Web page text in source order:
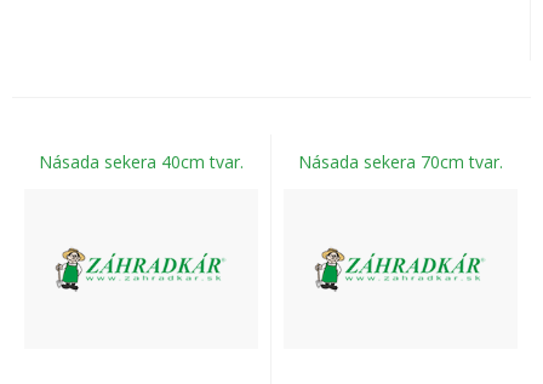
Násada sekera 40cm tvar. Násada sekera 70cm tvar.